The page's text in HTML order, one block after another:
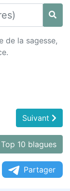
de la sagesse,
Suivant
Top 10 blagues
Partager